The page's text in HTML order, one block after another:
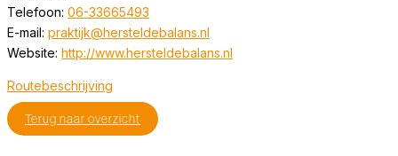
Telefoon: 06-33665493
E-mail: praktijk@hersteldebalans.nl
Website: http://www.hersteldebalans.nl
Routebeschrijving
Terug naar overzicht